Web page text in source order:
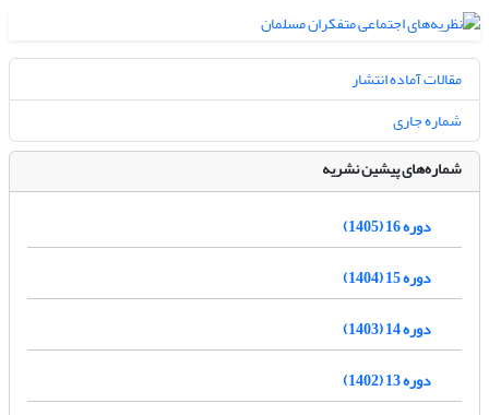
مقالات آماده انتشار
شماره جاری
شماره‌های پیشین نشریه
دوره 16 (1405)
دوره 15 (1404)
دوره 14 (1403)
دوره 13 (1402)